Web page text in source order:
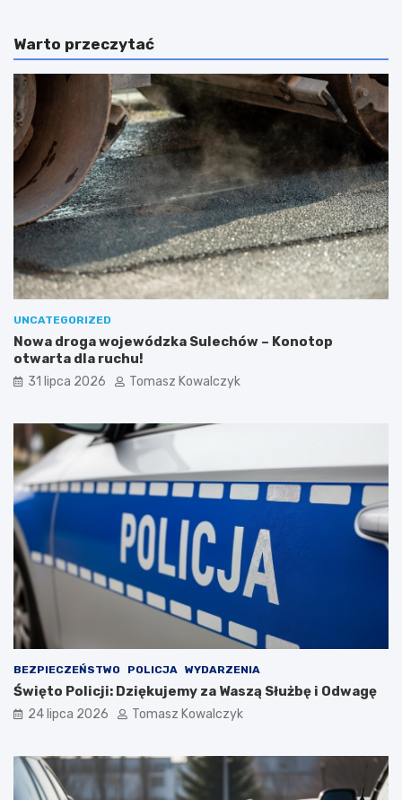
Warto przeczytać
UNCATEGORIZED
Nowa droga wojewódzka Sulechów – Konotop
otwarta dla ruchu!
31 lipca 2026 Tomasz Kowalczyk
BEZPIECZEŃSTWO POLICJA WYDARZENIA
Święto Policji: Dziękujemy za Waszą Służbę i Odwagę
24 lipca 2026 Tomasz Kowalczyk